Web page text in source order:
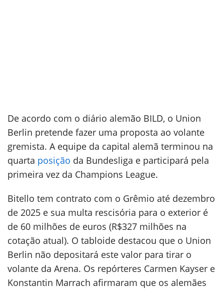
De acordo com o diário alemão BILD, o Union
Berlin pretende fazer uma proposta ao volante
gremista. A equipe da capital alemã terminou na
quarta posição da Bundesliga e participará pela
primeira vez da Champions League.
Bitello tem contrato com o Grêmio até dezembro
de 2025 e sua multa rescisória para o exterior é
de 60 milhões de euros (R$327 milhões na
cotação atual). O tabloide destacou que o Union
Berlin não depositará este valor para tirar o
volante da Arena. Os repórteres Carmen Kayser e
Konstantin Marrach afirmaram que os alemães